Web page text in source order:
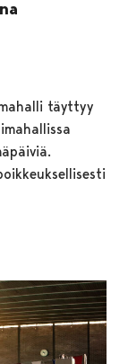
täyttyy